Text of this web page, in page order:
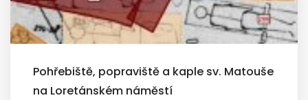
Pohřebiště, popraviště a kaple sv. Matouše
na Loretánském náměstí